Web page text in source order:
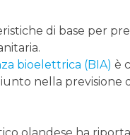
di base per
bioelettrica (BIA) è
nella previsione